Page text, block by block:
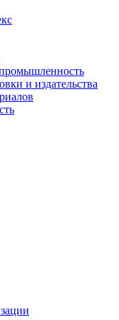
и издательства